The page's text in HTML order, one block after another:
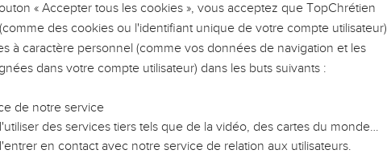
VOTRES ?
impact, leur foi ou leur vision. Mais on voit
ont traversés, alors même que ce sont
reviennent sur les erreurs
plus de sagesse afin que leurs erreurs
une équipe, un groupe ou une famille,
« Accepter tous les cookies », vous acceptez que TopChrétien
des cookies ou l'identifiant unique de votre compte utilisateur)
à caractère personnel (comme vos données de navigation et les
dans votre compte utilisateur) dans les buts suivants :
de notre service
des services tiers tels que de la vidéo, des cartes du monde…
en contact avec notre service de relation aux utilisateurs.